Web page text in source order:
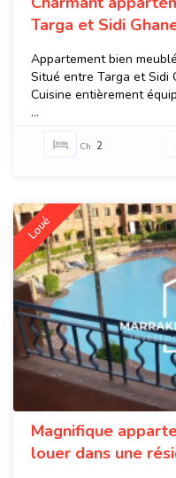
Targa et Sidi
Appartement bien
Situé entre Targa et Sidi
Cuisine entièrement
...
Ch 2
Loué
Magnifique
louer dans une